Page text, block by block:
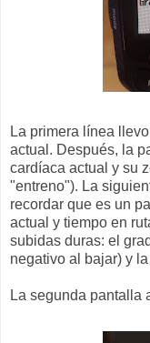
La primera línea
actual. Después, la
cardíaca actual y su
"entreno"). La
recordar que es un
actual y tiempo en
subidas duras: el
negativo al bajar) y
La segunda pantalla